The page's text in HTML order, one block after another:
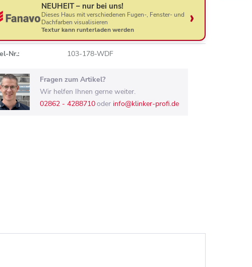
NEUHEIT – nur bei uns!
Dieses Haus mit verschiedenen Fugen-, Fenster- und
Dachfarben visualisieren
Textur kann runterladen werden
Nr.: 103-178-WDF
Fragen zum Artikel?
Wir helfen Ihnen gerne weiter.
02862 - 4288710oder info@klinker-profi.de